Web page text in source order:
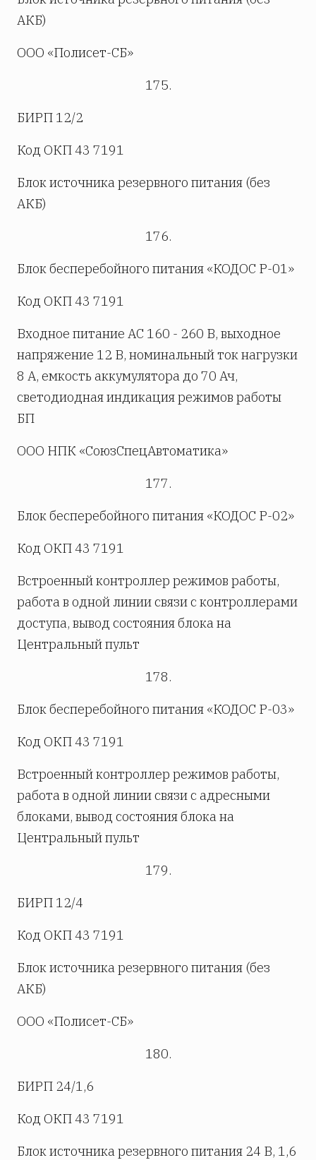
АКБ)
ООО «Полисет-СБ»
175.
БИРП 12/2
Код ОКП 43 7191
Блок источника резервного питания (без
АКБ)
176.
Блок бесперебойного питания «КОДОС Р-01»
Код ОКП 43 7191
Входное питание АС 160 - 260 В, выходное
напряжение 12 В, номинальный ток нагрузки
8 А, емкость аккумулятора до 70 Ач,
светодиодная индикация режимов работы
БП
ООО НПК «СоюзСпецАвтоматика»
177.
Блок бесперебойного питания «КОДОС Р-02»
Код ОКП 43 7191
Встроенный контроллер режимов работы,
работа в одной линии связи с контроллерами
доступа, вывод состояния блока на
Центральный пульт
178.
Блок бесперебойного питания «КОДОС Р-03»
Код ОКП 43 7191
Встроенный контроллер режимов работы,
работа в одной линии связи с адресными
блоками, вывод состояния блока на
Центральный пульт
179.
БИРП 12/4
Код ОКП 43 7191
Блок источника резервного питания (без
АКБ)
ООО «Полисет-СБ»
180.
БИРП 24/1,6
Код ОКП 43 7191
Блок источника резервного питания 24 В, 1,6